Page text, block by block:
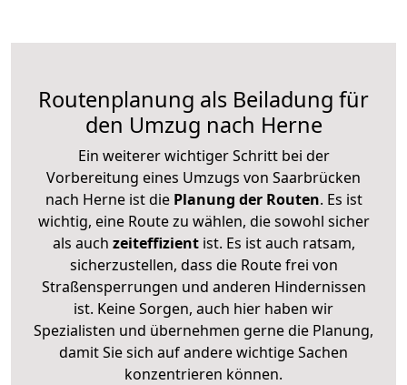
Routenplanung als Beiladung für
den Umzug nach Herne
Ein weiterer wichtiger Schritt bei der
Vorbereitung eines Umzugs von Saarbrücken
nach Herne ist diePlanung der Routen. Es ist
wichtig, eine Route zu wählen, die sowohl sicher
als auch zeiteffizientist. Es ist auch ratsam,
sicherzustellen, dass die Route frei von
Straßensperrungen und anderen Hindernissen
ist. Keine Sorgen, auch hier haben wir
Spezialisten und übernehmen gerne die Planung,
damit Sie sich auf andere wichtige Sachen
konzentrieren können.